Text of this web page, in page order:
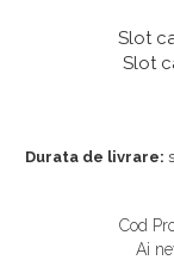
Slot
Slot
Durata de livrare:
Cod
Ai